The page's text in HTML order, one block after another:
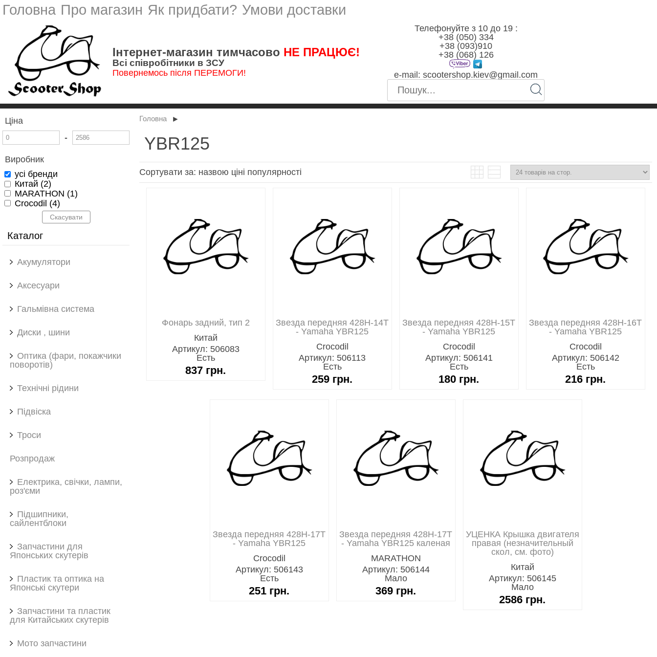
Головна Про магазин Як придбати? Умови доставки
Інтернет-магазин тимчасово НЕ ПРАЦЮЄ!
Всі співробітники в ЗСУ
Повернемось після ПЕРЕМОГИ!
Телефонуйте з 10 до 19 :
+38 (050) 334
+38 (093)910
+38 (068) 126
e-mail: scootershop.kiev@gmail.com
Ціна
-
Виробник
усі бренди
Китай (2)
MARATHON (1)
Crocodil (4)
Каталог
Акумулятори
Аксесуари
Гальмівна система
Диски , шини
Оптика (фари, покажчики
поворотів)
Технічні рідини
Підвіска
Троси
Розпродаж
Електрика, свічки, лампи,
роз'єми
Підшипники,
сайлентблоки
Запчастини для
Японських скутерів
Пластик та оптика на
Японські скутери
Запчастини та пластик
для Китайських скутерів
Мото запчастини
Головна ►
YBR125
Сортувати за: назвою ціні популярності
Фонарь задний, тип 2
Китай
Артикул: 506083
Есть
837 грн.
Звезда передняя 428H-14T
- Yamaha YBR125
Артикул: 506113
Есть
259 грн.
Звезда передняя 428H-15T
- Yamaha YBR125
Артикул: 506141
Есть
180 грн.
Звезда передняя 428H-16T
- Yamaha YBR125
Артикул: 506142
Есть
216 грн.
Звезда передняя 428H-17T
- Yamaha YBR125
Артикул: 506143
Есть
251 грн.
Звезда передняя 428H-17T
- Yamaha YBR125 каленая
MARATHON
Артикул: 506144
Мало
369 грн.
УЦЕНКА Крышка двигателя
правая (незначительный
скол, см. фото)
Китай
Артикул: 506145
Мало
2586 грн.